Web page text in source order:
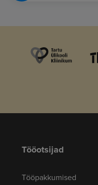
Tööotsijad
Tööpakkumised